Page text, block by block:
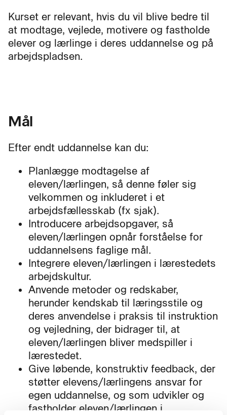
Kurset er relevant, hvis du vil blive bedre til
at modtage, vejlede, motivere og fastholde
elever og lærlinge i deres uddannelse og på
arbejdspladsen.
Mål
Efter endt uddannelse kan du:
Planlægge modtagelse af
eleven/lærlingen, så denne føler sig
velkommen og inkluderet i et
arbejdsfællesskab (fx sjak).
Introducere arbejdsopgaver, så
eleven/lærlingen opnår forståelse for
uddannelsens faglige mål.
Integrere eleven/lærlingen i lærestedets
arbejdskultur.
Anvende metoder og redskaber,
herunder kendskab til læringsstile og
deres anvendelse i praksis til instruktion
og vejledning, der bidrager til, at
eleven/lærlingen bliver medspiller i
lærestedet.
Give løbende, konstruktiv feedback, der
støtter elevens/lærlingens ansvar for
egen uddannelse, og som udvikler og
fastholder eleven/lærlingen i